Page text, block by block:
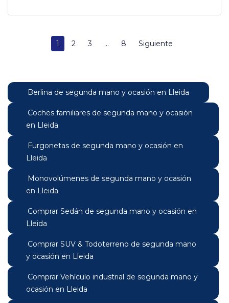
1 2 3 ... 8 Siguiente
Berlina de segunda mano y ocasión en Lleida
Coches familiares de segunda mano y ocasión
en Lleida
Furgonetas de segunda mano y ocasión en
Lleida
Monovolúmenes de segunda mano y ocasión
en Lleida
Comprar Sedán de segunda mano y ocasión en
Lleida
Comprar SUV & Todoterreno de segunda mano
y ocasión en Lleida
Comprar Vehículo industrial de segunda mano y
ocasión en Lleida